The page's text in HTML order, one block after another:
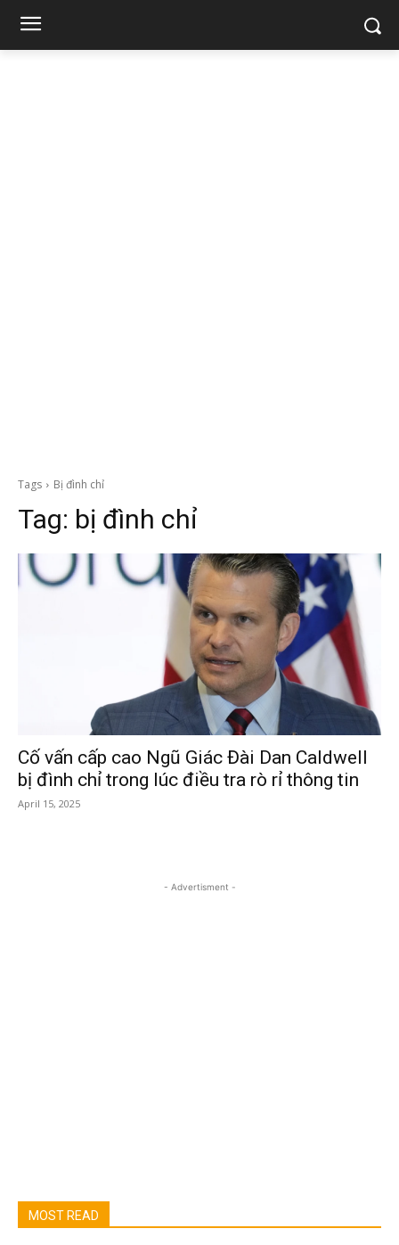
Tags Bị đình chỉ
Tag: bị đình chỉ
Cố vấn cấp cao Ngũ Giác Đài Dan Caldwell
bị đình chỉ trong lúc điều tra rò rỉ thông tin
April 15, 2025
- Advertisment -
MOST READ